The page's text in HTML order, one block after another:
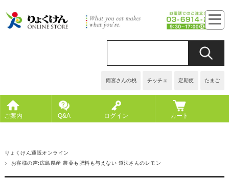
雨宮さんの桃 チッチェ 定期便 たまご
ご案内 Q&A ログイン カート
りょくけん通販オンライン
お客様の声:広島県産 農薬も肥料も与えない 道法さんのレモン